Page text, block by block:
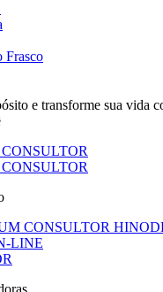
Frasco
e transforme sua vida
CONSULTOR
LINE